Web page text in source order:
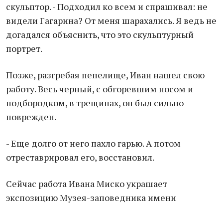
скульптор. - Подходил ко всем и спрашивал: не
видели Гагарина? От меня шарахались. Я ведь не
догадался объяснить, что это скульптурный
портрет.
Позже, разгребая пепелище, Иван нашел свою
работу. Весь черный, с обгоревшим носом и
подбородком, в трещинах, он был сильно
поврежден.
- Еще долго от него пахло гарью. А потом
отреставрировал его, восстановил.
Сейчас работа Ивана Миско украшает
экспозицию Музея-заповедника имени